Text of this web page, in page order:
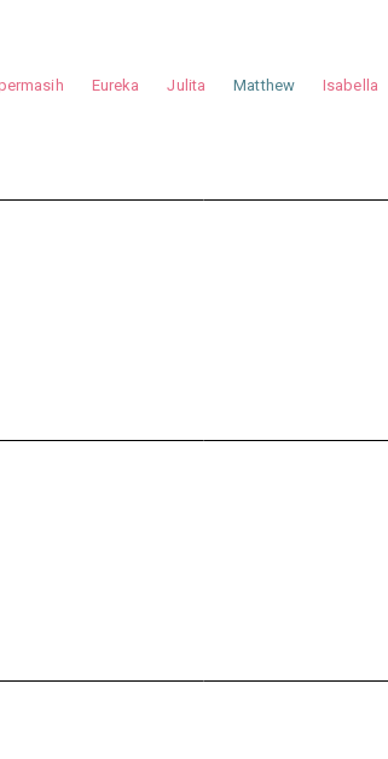
Eureka Julita Matthew Isabella